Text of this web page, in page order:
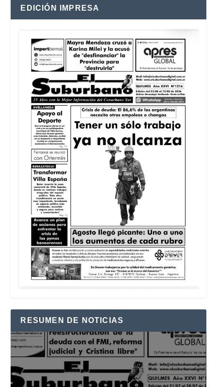
EDICIÓN IMPRESA
RESUMEN DE NOTICIAS
Reproductor
de
vídeo